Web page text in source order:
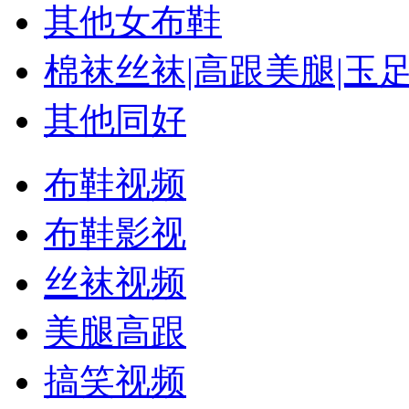
其他女布鞋
棉袜丝袜|高跟美腿|玉
其他同好
布鞋视频
布鞋影视
丝袜视频
美腿高跟
搞笑视频